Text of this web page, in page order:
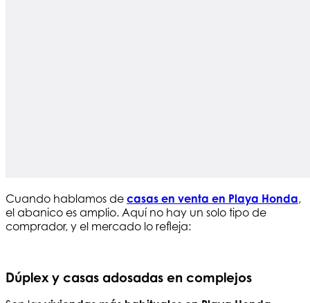
Cuando hablamos de casas en venta en Playa Honda,
el abanico es amplio. Aquí no hay un solo tipo de
comprador, y el mercado lo refleja:
Dúplex y casas adosadas en complejos